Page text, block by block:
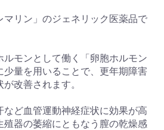
マリン」のジェネリック医薬品で
ルモンとして働く「卵胞ホルモン
少量を用いることで、更年期障害
改善されます。
など血管運動神経症状に効果が高
殖器の萎縮にともなう膣の乾燥感